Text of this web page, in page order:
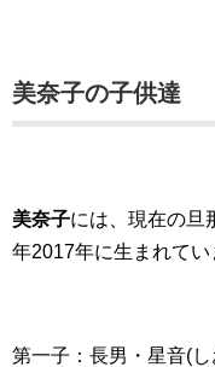
美奈子の子供達
美奈子には、現在の旦
年2017年に生まれてい
第一子：長男・星音(